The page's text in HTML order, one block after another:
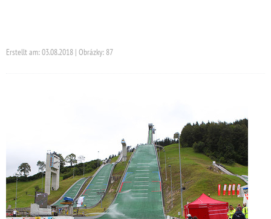
Erstellt am: 03.08.2018 | Obrázky: 87